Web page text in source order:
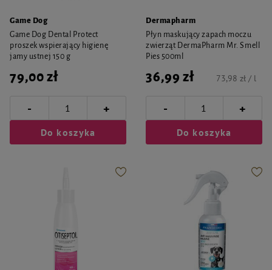
Game Dog
Game Dog Dental Protect
proszek wspierający higienę
jamy ustnej 150 g
79,00 zł
- +
Do koszyka
Dermapharm
Płyn maskujący zapach moczu
zwierząt DermaPharm Mr. Smell
Pies 500ml
36,99 zł 73,98 zł / l
- +
Do koszyka